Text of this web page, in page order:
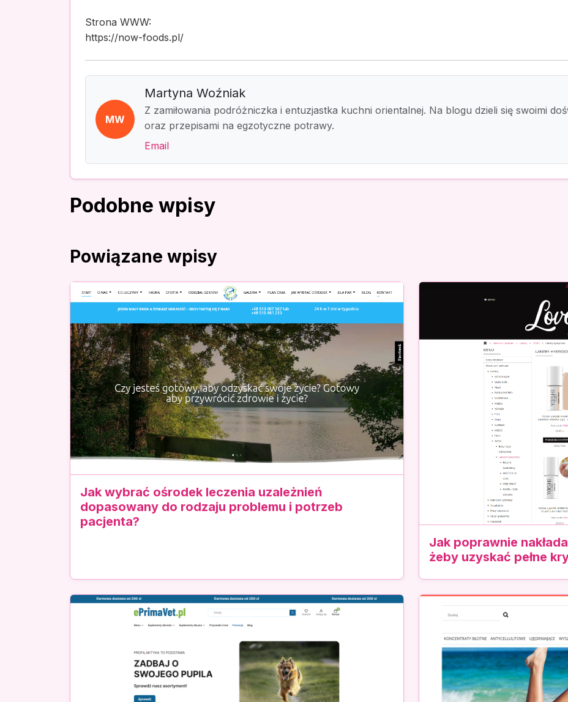
Strona WWW:
https://now-foods.pl/
MW
Martyna Woźniak
Z zamiłowania podróżniczka i entuzjastka kuchni orientalnej. Na blogu dzieli się swoimi
oraz przepisami na egzotyczne potrawy.
Email
Podobne wpisy
Powiązane wpisy
Jak wybrać ośrodek leczenia uzależnień
dopasowany do rodzaju problemu i potrzeb
pacjenta?
Jak poprawnie
żeby uzyskać pełne